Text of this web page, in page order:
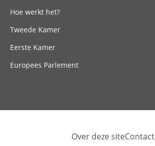
Hoe werkt het?
Tweede Kamer
Eerste Kamer
Europees Parlement
Over deze siteContact